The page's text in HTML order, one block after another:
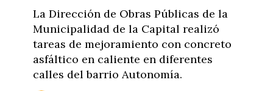
La Dirección de Obras Públicas de la
Municipalidad de la Capital realizó
tareas de mejoramiento con concreto
asfáltico en caliente en diferentes
calles del barrio Autonomía.